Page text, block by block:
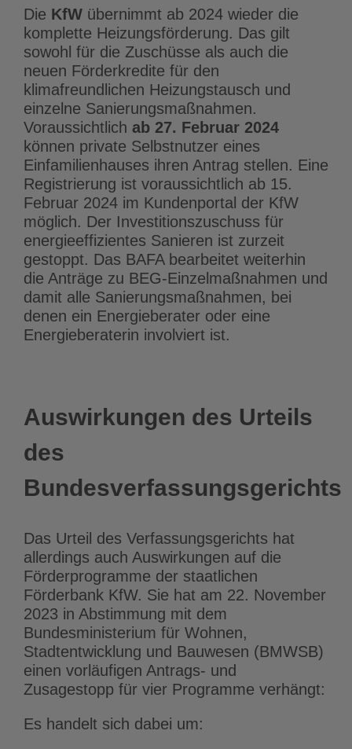
Die KfWübernimmt ab 2024 wieder die
komplette Heizungsförderung. Das gilt
sowohl für die Zuschüsse als auch die
neuen Förderkredite für den
klimafreundlichen Heizungstausch und
einzelne Sanierungsmaßnahmen.
Voraussichtlich ab 27. Februar 2024
können private Selbstnutzer eines
Einfamilienhauses ihren Antrag stellen. Eine
Registrierung ist voraussichtlich ab 15.
Februar 2024 im Kundenportal der KfW
möglich. Der Investitionszuschuss für
energieeffizientes Sanieren ist zurzeit
gestoppt. Das BAFA bearbeitet weiterhin
die Anträge zu BEG-Einzelmaßnahmen und
damit alle Sanierungsmaßnahmen, bei
denen ein Energieberater oder eine
Energieberaterin involviert ist.
Auswirkungen des Urteils
des
Bundesverfassungsgerichts
Das Urteil des Verfassungsgerichts hat
allerdings auch Auswirkungen auf die
Förderprogramme der staatlichen
Förderbank KfW. Sie hat am 22. November
2023 in Abstimmung mit dem
Bundesministerium für Wohnen,
Stadtentwicklung und Bauwesen (BMWSB)
einen vorläufigen Antrags- und
Zusagestopp für vier Programme verhängt:
Es handelt sich dabei um: